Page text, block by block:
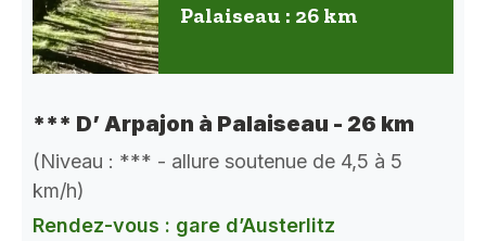
Palaiseau : 26 km
*** D’ Arpajon à Palaiseau - 26 km
(Niveau : *** - allure soutenue de 4,5 à 5
km/h)
Rendez-vous : gare d’Austerlitz